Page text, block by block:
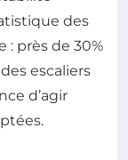
des
près de 30%
escaliers
d’agir